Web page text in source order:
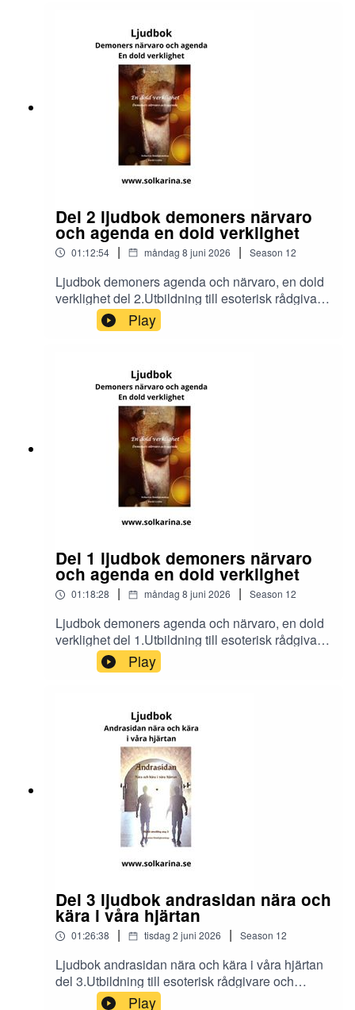
https://www.facebook.com/groups/16251419920
40360.Solkarina Sinnligkunskap®
//.http://www.medireiki.sehttp://www.solkarina.seh
ttp://www.sannessens.se min digitala
kursgårdInstagram:
http://www.instagram.com/iamsolkarina.seFaceb
ook: https://www.facebook.com/profile.php?
id=61573215027349Youtube:
https://www.youtube.com/@solkarinaKalender:htt
ps://solkarina.se/kalender/
Del 2 ljudbok demoners närvaro
och agenda en dold verklighet
01:12:54 | måndag 8 juni 2026 | Season 12
Ljudbok demoners agenda och närvaro, en dold
verklighet del 2.Utbildning till esoterisk rådgivare
och dimensionsmedium
https://solkarina.se/produkt/dimensionell-
https://www.facebook.com/groups/16251419920
40360.Solkarina Sinnligkunskap®
//.http://www.medireiki.sehttp://www.solkarina.seh
ttp://www.sannessens.se min digitala
kursgårdInstagram:
http://www.instagram.com/iamsolkarina.seFaceb
ook: https://www.facebook.com/profile.php?
id=61573215027349Youtube:
https://www.youtube.com/@solkarinaKalender:htt
ps://solkarina.se/kalender/
Play
Del 1 ljudbok demoners närvaro
och agenda en dold verklighet
01:18:28 | måndag 8 juni 2026 | Season 12
Ljudbok demoners agenda och närvaro, en dold
verklighet del 1.Utbildning till esoterisk rådgivare
och dimensionsmedium
https://solkarina.se/produkt/dimensionell-
https://www.facebook.com/groups/16251419920
40360.Solkarina Sinnligkunskap®
//.http://www.medireiki.sehttp://www.solkarina.seh
ttp://www.sannessens.se min digitala
kursgårdInstagram:
http://www.instagram.com/iamsolkarina.seFaceb
ook: https://www.facebook.com/profile.php?
id=61573215027349Youtube:
https://www.youtube.com/@solkarinaKalender:htt
ps://solkarina.se/kalender/
Play
Del 3 ljudbok andrasidan nära och
kära i våra hjärtan
01:26:38 | tisdag 2 juni 2026 | Season 12
Ljudbok andrasidan nära och kära i våra hjärtan
del 3.Utbildning till esoterisk rådgivare och
dimensionsmedium
Play